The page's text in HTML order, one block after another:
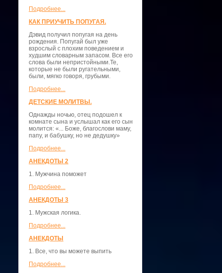
Подробнее...
КАК ПРИУЧИТЬ ПОПУГАЯ.
Дэвид получил попугая на день
рождения. Попугай был уже
взрослый с плохим поведением и
худшим словарным запасом. Все его
слова были непристойными.Те,
которые не были ругательными,
были, мягко говоря, грубыми.
Подробнее...
ДЕТСКИЕ МОЛИТВЫ.
Однажды ночью, отец подошел к
комнате сына и услышал как его сын
молится: «... Боже, благослови маму,
папу, и бабушку, но не дедушку»
Подробнее...
АНЕКДОТЫ 2
1. Мужчина поможет
Подробнее...
АНЕКДОТЫ 3
1. Мужская логика.
Подробнее...
АНЕКДОТЫ
1. Все, что вы можете выпить
Подробнее...